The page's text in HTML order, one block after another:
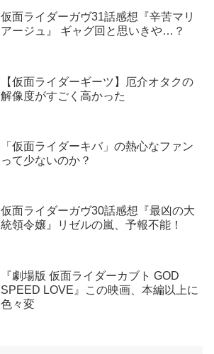
仮面ライダーガヴ31話感想『辛苦マリ
アージュ』 ギャグ回と思いきや…？
【仮面ライダーギーツ】厄介オタクの
解像度がすごく高かった
「仮面ライダーキバ」の熱心なファン
って少ないのか？
仮面ライダーガヴ30話感想『最凶の大
統領令嬢』リゼルの嵐、予報不能！
『劇場版 仮面ライダーカブト GOD
SPEED LOVE』この映画、本編以上に
色々変